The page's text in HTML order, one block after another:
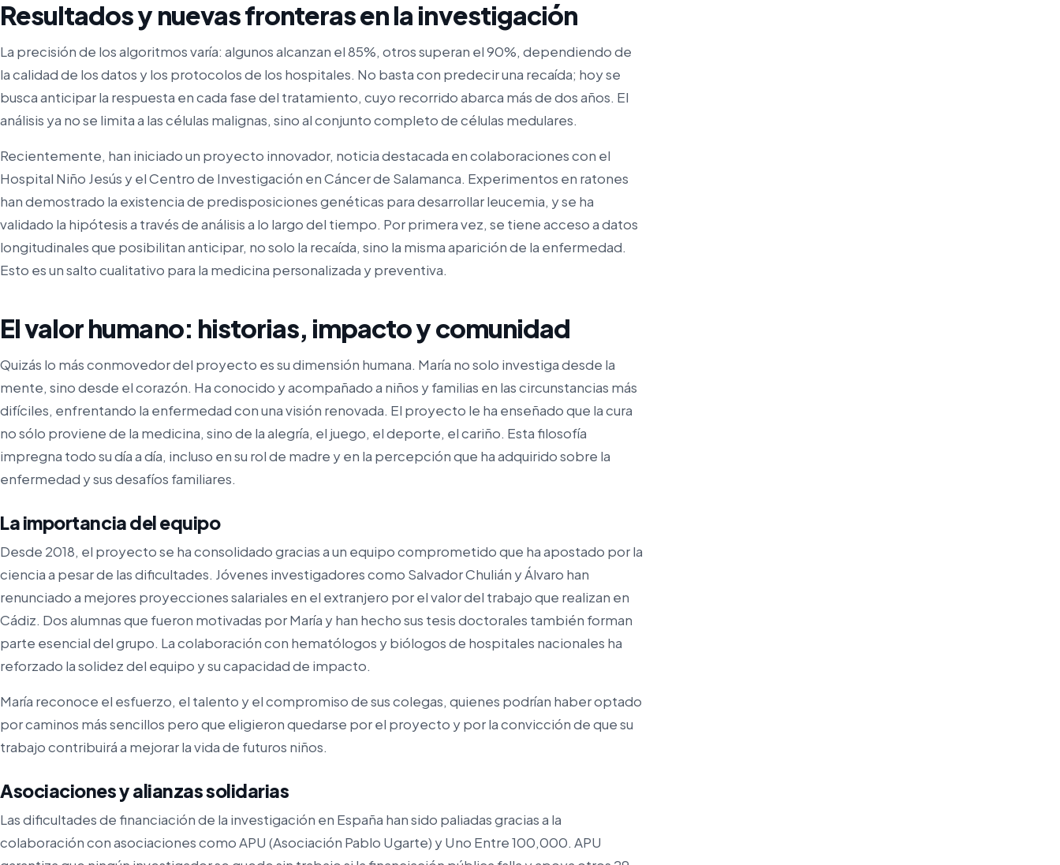
Resultados y nuevas fronteras en la investigación
La precisión de los algoritmos varía: algunos alcanzan el 85%, otros superan el 90%, dependiendo de
la calidad de los datos y los protocolos de los hospitales. No basta con predecir una recaída; hoy se
busca anticipar la respuesta en cada fase del tratamiento, cuyo recorrido abarca más de dos años. El
análisis ya no se limita a las células malignas, sino al conjunto completo de células medulares.
Recientemente, han iniciado un proyecto innovador, noticia destacada en colaboraciones con el
Hospital Niño Jesús y el Centro de Investigación en Cáncer de Salamanca. Experimentos en ratones
han demostrado la existencia de predisposiciones genéticas para desarrollar leucemia, y se ha
validado la hipótesis a través de análisis a lo largo del tiempo. Por primera vez, se tiene acceso a datos
longitudinales que posibilitan anticipar, no solo la recaída, sino la misma aparición de la enfermedad.
Esto es un salto cualitativo para la medicina personalizada y preventiva.
El valor humano: historias, impacto y comunidad
Quizás lo más conmovedor del proyecto es su dimensión humana. María no solo investiga desde la
mente, sino desde el corazón. Ha conocido y acompañado a niños y familias en las circunstancias más
difíciles, enfrentando la enfermedad con una visión renovada. El proyecto le ha enseñado que la cura
no sólo proviene de la medicina, sino de la alegría, el juego, el deporte, el cariño. Esta filosofía
impregna todo su día a día, incluso en su rol de madre y en la percepción que ha adquirido sobre la
enfermedad y sus desafíos familiares.
La importancia del equipo
Desde 2018, el proyecto se ha consolidado gracias a un equipo comprometido que ha apostado por la
ciencia a pesar de las dificultades. Jóvenes investigadores como Salvador Chulián y Álvaro han
renunciado a mejores proyecciones salariales en el extranjero por el valor del trabajo que realizan en
Cádiz. Dos alumnas que fueron motivadas por María y han hecho sus tesis doctorales también forman
parte esencial del grupo. La colaboración con hematólogos y biólogos de hospitales nacionales ha
reforzado la solidez del equipo y su capacidad de impacto.
María reconoce el esfuerzo, el talento y el compromiso de sus colegas, quienes podrían haber optado
por caminos más sencillos pero que eligieron quedarse por el proyecto y por la convicción de que su
trabajo contribuirá a mejorar la vida de futuros niños.
Asociaciones y alianzas solidarias
Las dificultades de financiación de la investigación en España han sido paliadas gracias a la
colaboración con asociaciones como APU (Asociación Pablo Ugarte) y Uno Entre 100,000. APU